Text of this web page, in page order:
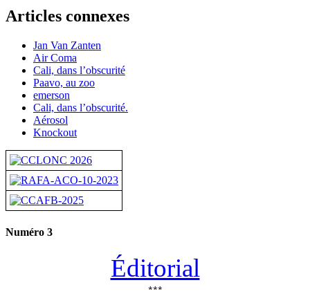
Articles connexes
Jan Van Zanten
Air Coma
Cali, dans l’obscurité
Paavo, au zoo
emerson
Cali, dans l’obscurité.
Aérosol
Knockout
Numéro 3
Éditorial
***